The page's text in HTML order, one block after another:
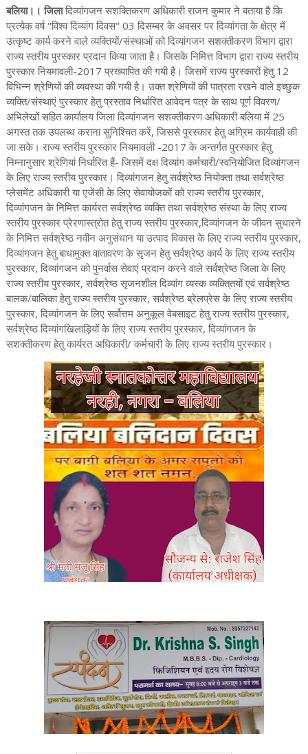
बलिया।। जिलादिव्यांगजन सशक्तिकरण अधिकारी राजन कुमार ने बताया है कि
प्रत्येक वर्ष "विश्व दिव्यांग दिवस" 03 दिसम्बर के अवसर पर दिव्यांगता के क्षेत्र में
उत्कृष्ट कार्य करने वाले व्यक्तियों/संस्थाओं को दिव्यांगजन सशक्तीकरण विभाग द्वारा
राज्य स्तरीय पुरस्कार प्रदान किया जाता है। जिसके निमित्त विभाग द्वारा राज्य स्तरीय
पुरस्कार नियमावली-2017 प्रख्यापित की गयी है। जिसमें राज्य पुरस्कारों हेतु 12
विभिन्न श्रेणियों की व्यवस्था की गयी है। उक्त श्रेणियों की पात्रता रखने वाले इच्छुक
व्यक्ति/संस्थाएं पुरस्कार हेतु प्रस्ताव निर्धारित आवेदन पत्र के साथ पूर्ण विवरण/
अभिलेखों सहित कार्यालय जिला दिव्यांगजन सशक्तीकरण अधिकारी बलिया में 25
अगस्त तक उपलब्ध कराना सुनिश्चित करें, जिससे पुरस्कार हेतु अग्रिम कार्यवाही की
जा सके। राज्य स्तरीय पुरस्कार नियमावली -2017 के अन्तर्गत पुरस्कार हेतु
निम्नानुसार श्रेणियां निर्धारित हैं- जिसमें दक्ष दिव्यांग कर्मचारी/स्वनियोजित दिव्यांगजन
के लिए राज्य स्तरीय पुरस्कार। दिव्यांगजन हेतु सर्वश्रेष्ठ नियोक्ता तथा सर्वश्रेष्ठ
प्लेसमेंट अधिकारी या एजेंसी के लिए सेवायोजकों को राज्य स्तरीय पुरस्कार,
दिव्यांगजन के निमित्त कार्यरत सर्वश्रेष्ठ व्यक्ति तथा सर्वश्रेष्ठ संस्था के लिए राज्य
स्तरीय पुरस्कार प्रेरणास्त्रोत हेतु राज्य स्तरीय पुरस्कार,दिव्यांगजन के जीवन सुधारने
के निमित्त सर्वश्रेष्ठ नवीन अनुसंधान या उत्पाद विकास के लिए राज्य स्तरीय पुरस्कार,
दिव्यांगजन हेतु बाधामुक्त वातावरण के सृजन हेतु सर्वश्रेष्ठ कार्य के लिए राज्य स्तरीय
पुरस्कार, दिव्यांगजन को पुनर्वास सेवाएं प्रदान करने वाले सर्वश्रेष्ठ जिला के लिए
राज्य स्तरीय पुरस्कार, सर्वश्रेष्ठ सृजनशील दिव्यांग व्यस्क व्यक्ति्तयों एवं सर्वश्रेष्ठ
बालक/बालिका हेतु राज्य स्तरीय पुरस्कार, सर्वश्रेष्ठ ब्रेलप्रेस के लिए राज्य स्तरीय
पुरस्कार, दिव्यांगजन के लिए सर्वोत्तम अनुकूल वेबसाइट हेतु राज्य स्तरीय पुरस्कार,
सर्वश्रेष्ठ दिव्यांगखिलाड़ियों के लिए राज्य स्तरीय पुरस्कार, दिव्यांगजन के
सशक्तीकरण हेतु कार्यरत अधिकारी/ कर्मचारी के लिए राज्य स्तरीय पुरस्कार।